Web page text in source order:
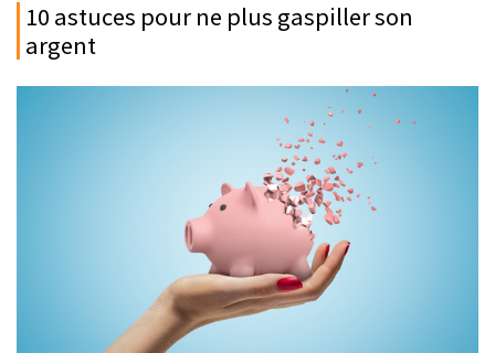
10 astuces pour ne plus gaspiller son
argent